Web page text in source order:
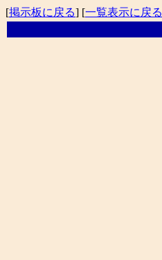
[掲示板に戻る] [一覧表示に戻る